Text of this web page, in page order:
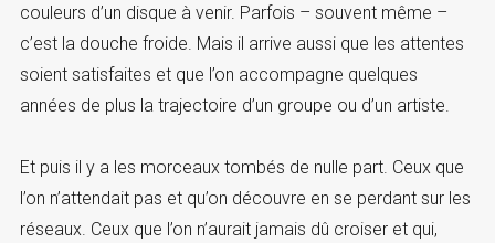
couleurs d’un disque à venir. Parfois – souvent même –
c’est la douche froide. Mais il arrive aussi que les attentes
soient satisfaites et que l’on accompagne quelques
années de plus la trajectoire d’un groupe ou d’un artiste.
Et puis il y a les morceaux tombés de nulle part. Ceux que
l’on n’attendait pas et qu’on découvre en se perdant sur les
réseaux. Ceux que l’on n’aurait jamais dû croiser et qui,